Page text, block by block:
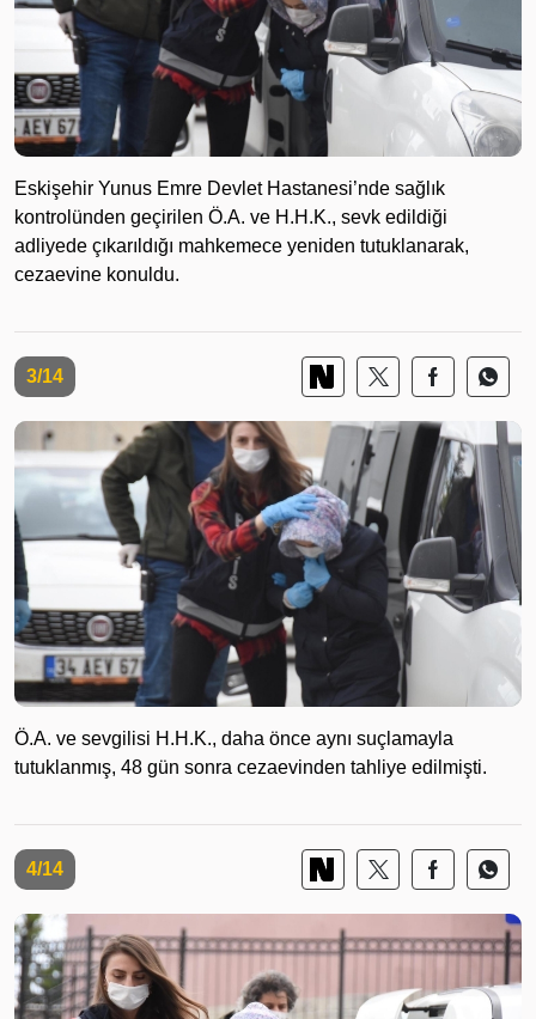
Eskişehir Yunus Emre Devlet Hastanesi’nde sağlık
kontrolünden geçirilen Ö.A. ve H.H.K., sevk edildiği
adliyede çıkarıldığı mahkemece yeniden tutuklanarak,
cezaevine konuldu.
3/14
Ö.A. ve sevgilisi H.H.K., daha önce aynı suçlamayla
tutuklanmış, 48 gün sonra cezaevinden tahliye edilmişti.
4/14